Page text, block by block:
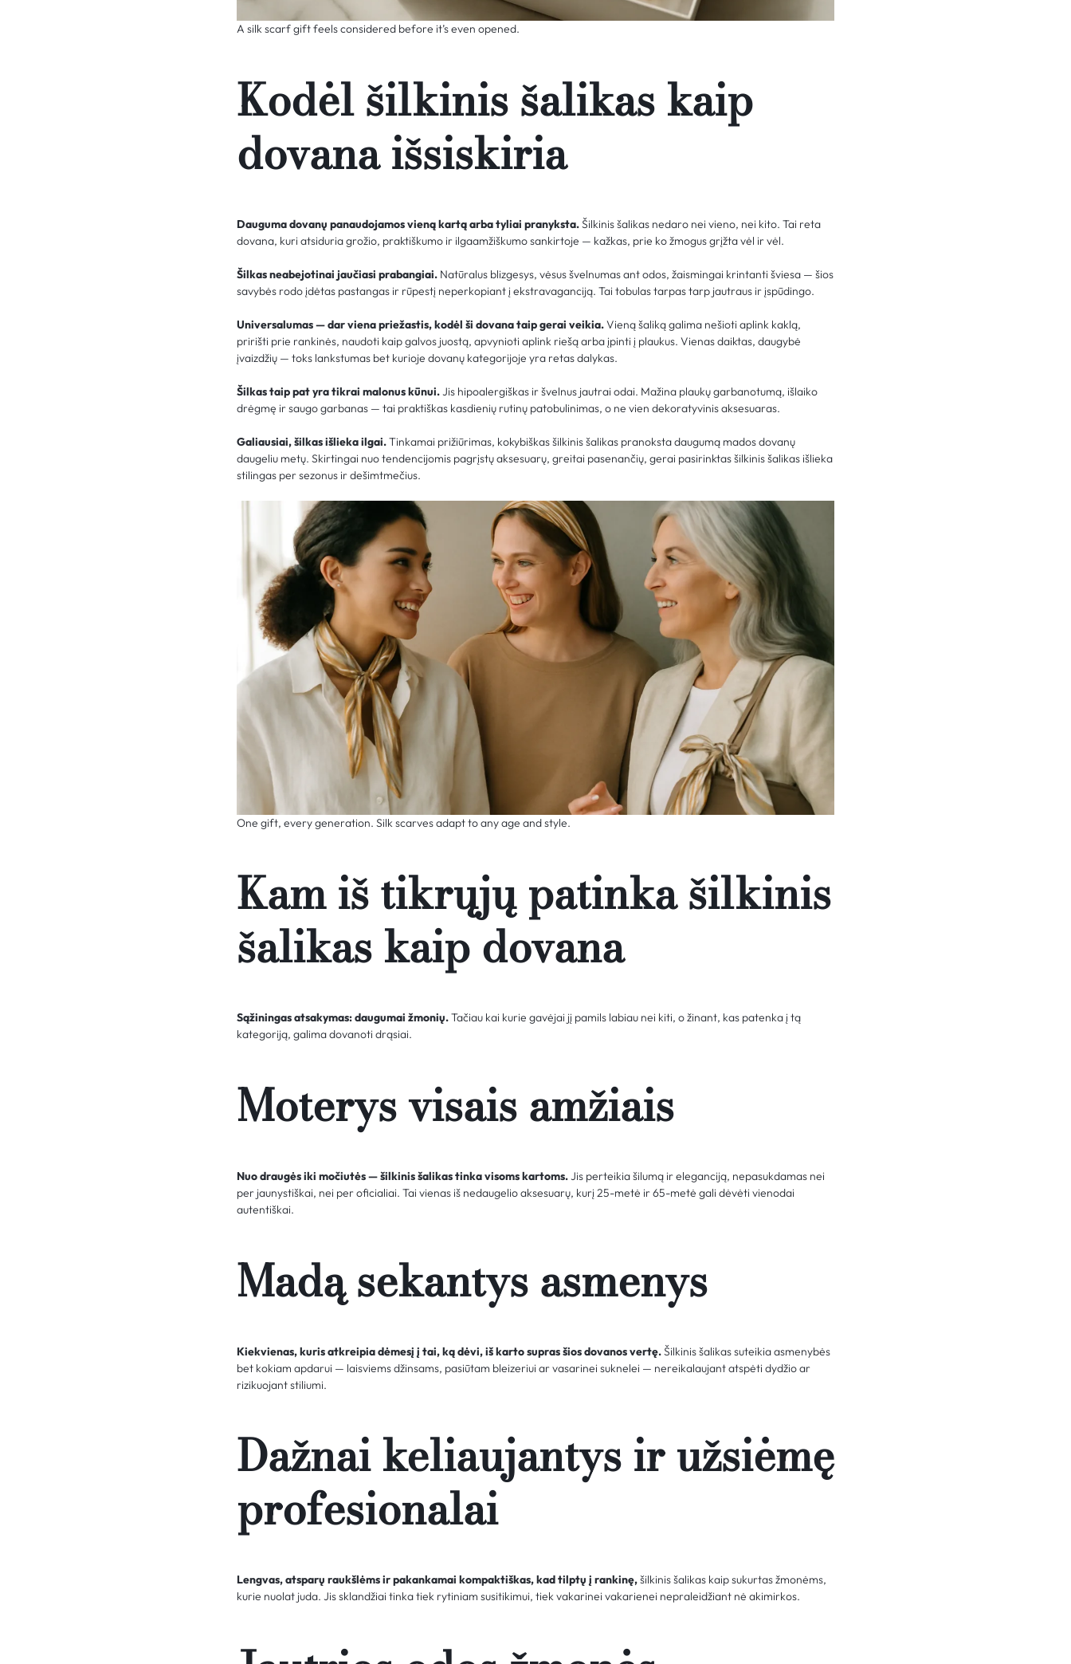
A silk scarf gift feels considered before it’s even opened.
Kodėl šilkinis šalikas kaip
dovana išsiskiria
Dauguma dovanų panaudojamos vieną kartą arba tyliai pranyksta.Šilkinis šalikas nedaro nei vieno, nei kito. Tai reta
dovana, kuri atsiduria grožio, praktiškumo ir ilgaamžiškumo sankirtoje — kažkas, prie ko žmogus grįžta vėl ir vėl.
Šilkas neabejotinai jaučiasi prabangiai. Natūralus blizgesys, vėsus švelnumas ant odos, žaismingai krintanti šviesa — šios
savybės rodo įdėtas pastangas ir rūpestį neperkopiant į ekstravaganciją. Tai tobulas tarpas tarp jautraus ir įspūdingo.
Universalumas — dar viena priežastis, kodėl ši dovana taip gerai veikia.Vieną šaliką galima nešioti aplink kaklą,
pririšti prie rankinės, naudoti kaip galvos juostą, apvynioti aplink riešą arba įpinti į plaukus. Vienas daiktas, daugybė
įvaizdžių — toks lankstumas bet kurioje dovanų kategorijoje yra retas dalykas.
Šilkas taip pat yra tikrai malonus kūnui.Jis hipoalergiškas ir švelnus jautrai odai. Mažina plaukų garbanotumą, išlaiko
drėgmę ir saugo garbanas — tai praktiškas kasdienių rutinų patobulinimas, o ne vien dekoratyvinis aksesuaras.
Galiausiai, šilkas išlieka ilgai.Tinkamai prižiūrimas, kokybiškas šilkinis šalikas pranoksta daugumą mados dovanų
daugeliu metų. Skirtingai nuo tendencijomis pagrįstų aksesuarų, greitai pasenančių, gerai pasirinktas šilkinis šalikas išlieka
stilingas per sezonus ir dešimtmečius.
One gift, every generation. Silk scarves adapt to any age and style.
Kam iš tikrųjų patinka šilkinis
šalikas kaip dovana
Sąžiningas atsakymas: daugumai žmonių.Tačiau kai kurie gavėjai jį pamils labiau nei kiti, o žinant, kas patenka į tą
kategoriją, galima dovanoti drąsiai.
Moterys visais amžiais
Nuo draugės iki močiutės — šilkinis šalikas tinka visoms kartoms.Jis perteikia šilumą ir eleganciją, nepasukdamas nei
per jaunystiškai, nei per oficialiai. Tai vienas iš nedaugelio aksesuarų, kurį 25-metė ir 65-metė gali dėvėti vienodai
autentiškai.
Madą sekantys asmenys
Kiekvienas, kuris atkreipia dėmesį į tai, ką dėvi, iš karto supras šios dovanos vertę.Šilkinis šalikas suteikia asmenybės
bet kokiam apdarui — laisviems džinsams, pasiūtam bleizeriui ar vasarinei suknelei — nereikalaujant atspėti dydžio ar
rizikuojant stiliumi.
Dažnai keliaujantys ir užsiėmę
profesionalai
Lengvas, atsparų raukšlėms ir pakankamai kompaktiškas, kad tilptų į rankinę,šilkinis šalikas kaip sukurtas žmonėms,
kurie nuolat juda. Jis sklandžiai tinka tiek rytiniam susitikimui, tiek vakarinei vakarienei nepraleidžiant nė akimirkos.